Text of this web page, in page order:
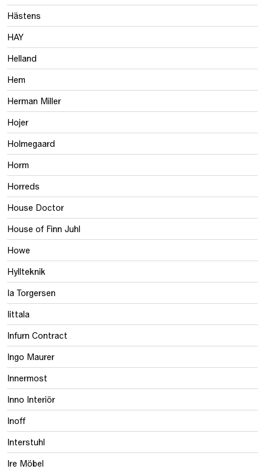
Hästens
HAY
Helland
Hem
Herman Miller
Hojer
Holmegaard
Horm
Horreds
House Doctor
House of Finn Juhl
Howe
Hyllteknik
Ia Torgersen
Iittala
Infurn Contract
Ingo Maurer
Innermost
Inno Interiör
Inoff
Interstuhl
Ire Möbel